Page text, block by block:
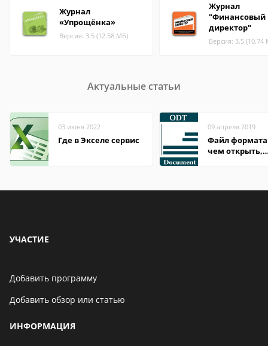
Журнал
«Упрощёнка»
Версия: 3.5 (12.58 МБ)
Журнал
"Финансовый
директор"
Версия: 3.5 (10.74
Актуальные статьи
03 июня 2022
Где в Экселе сервис
09 апреля 2019
Файл формата
чем открыть,
УЧАСТИЕ
Добавить программу
Добавить обзор или статью
ИНФОРМАЦИЯ